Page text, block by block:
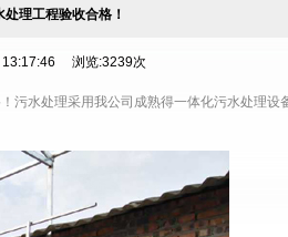
理工程验收合格！
13:17:46 浏览:3239次
污水处理采用我公司成熟得一体化污水处理设